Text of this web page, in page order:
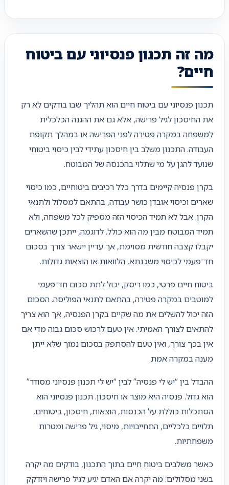
מה זה תכנון פנסיוני עם ביטוח
חיים?
תכנון פנסיוני עם ביטוח חיים הוא תהליך שבו בודקים לא רק
את החיסכון לגיל פרישה, אלא גם את ההגנה הכלכלית
למשפחה במקרה פטירה לפני הפרישה או במהלך תקופת
העבודה. התכנון משלב בין חיסכון עתידי לבין כיסוי ביטוחי
שנועד להגן על מי שתלוי בהכנסה של המבוטח.
בקרן פנסיה קיימים בדרך כלל רכיבים ביטוחיים, כמו כיסוי
שארים וכיסוי אובדן כושר עבודה, בהתאם למסלול ולתנאי
הקרן. אבל לא תמיד הכיסוי הזה מספיק לכל משפחה, ולא
תמיד המבוטח מבין מה הוא כולל. לדוגמה, ייתכן שהשארים
יקבלו קצבה חודשית מסוימת, אך עדיין יישאר צורך בסכום
חד־פעמי לכיסוי משכנתא, הלוואות או הוצאות גדולות.
ביטוח חיים פרטי, כמו ריסק, יכול לתת סכום חד־פעמי
למוטבים במקרה פטירה, בהתאם לתנאי הפוליסה. הסכום
הזה יכול להשלים את מה שקיים בקרן הפנסיה, אך הוא צריך
להתאים לצורך האמיתי. אין טעם לרכוש סכום גבוה מדי אם
אין בכך צורך, ואין טעם להסתפק בסכום נמוך שלא ייתן
מענה במקרה אמת.
ההבדל בין “יש לי פנסיה” לבין “יש לי תכנון פנסיוני מסודר”
הוא גדול. פנסיה היא מוצר או חיסכון. תכנון פנסיוני הוא
הסתכלות כוללת על הכנסות, הוצאות, חיסכון, ביטוחים,
תלויים כלכליים, התחייבויות, מיסוי, גיל פרישה ומטרות
משפחתיות.
כאשר משלבים ביטוח חיים בתוך התכנון, בודקים מה יקרה
בשני מסלולים: מה יקרה אם האדם יגיע לגיל פרישה ויזדקק